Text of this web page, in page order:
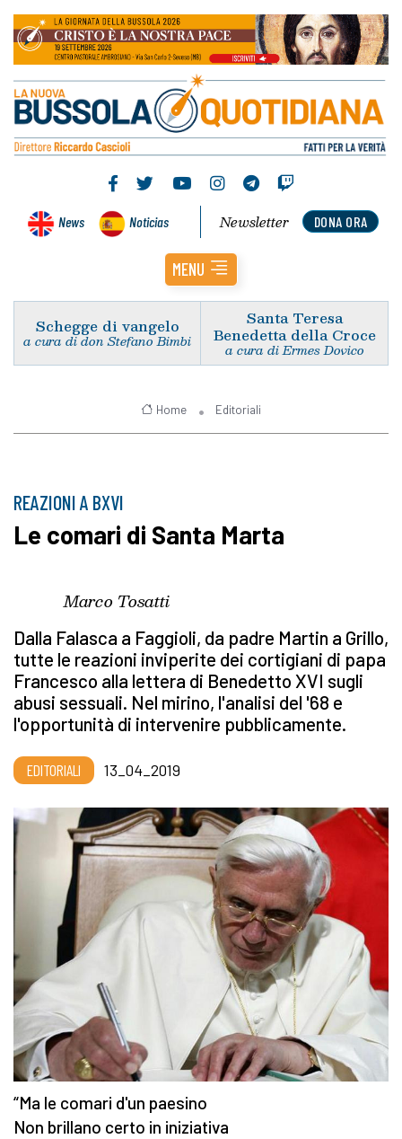
News Noticias DONA ORA
Newsletter
MENU
Schegge di vangelo
a cura di don Stefano Bimbi
Santa Teresa
Benedetta della Croce
a cura di Ermes Dovico
Home Editoriali
REAZIONI A BXVI
Le comari di Santa Marta
Marco Tosatti
Dalla Falasca a Faggioli, da padre Martin a Grillo,
tutte le reazioni inviperite dei cortigiani di papa
Francesco alla lettera di Benedetto XVI sugli
abusi sessuali. Nel mirino, l'analisi del '68 e
l'opportunità di intervenire pubblicamente.
EDITORIALI 13_04_2019
“Ma le comari d'un paesino
Non brillano certo in iniziativa